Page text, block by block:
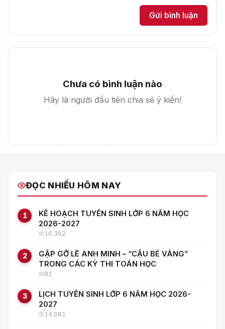
Gửi bình luận
Chưa có bình luận nào
Hãy là người đầu tiên chia sẻ ý kiến!
ĐỌC NHIỀU HÔM NAY
1
KẾ HOẠCH TUYỂN SINH LỚP 6 NĂM HỌC
2026-2027
16.362
2
GẶP GỠ LÊ ANH MINH – “CẬU BÉ VÀNG”
TRONG CÁC KỲ THI TOÁN HỌC
81
3
LỊCH TUYỂN SINH LỚP 6 NĂM HỌC 2026-
2027
14.981